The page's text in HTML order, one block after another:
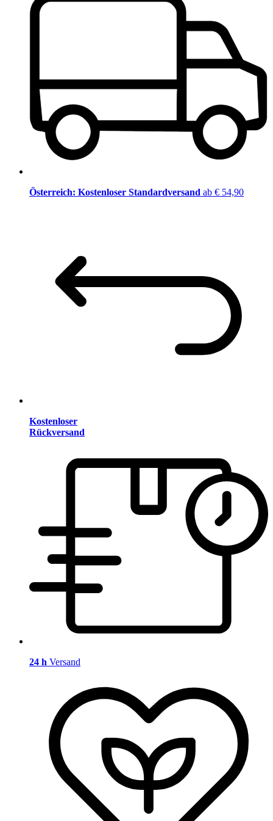
Österreich: Kostenloser Standardversand ab € 54,90
Kostenloser
Rückversand
24 h Versand